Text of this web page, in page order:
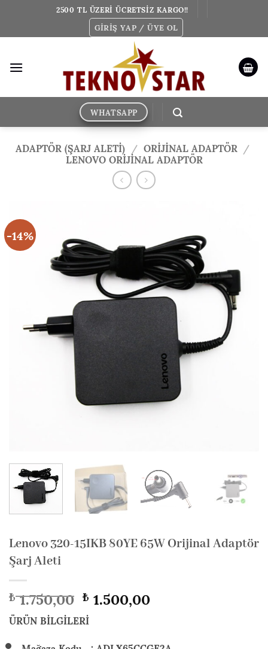
2500 TL ÜZERİ ÜCRETSİZ KARGO!!
GIRIŞ YAP / ÜYE OL
WHATSAPP
ADAPTÖR (ŞARJ ALETİ) / ORIJINAL ADAPTÖR /
LENOVO ORIJINAL ADAPTÖR
-14%
Lenovo 320-15IKB 80YE 65W Orijinal Adaptör
Şarj Aleti
₺1.750,00 Orijinal
fiyat:
₺ 1.750,00.
₺1.500,00Şuandaki
ÜRÜN BİLGİLERİ